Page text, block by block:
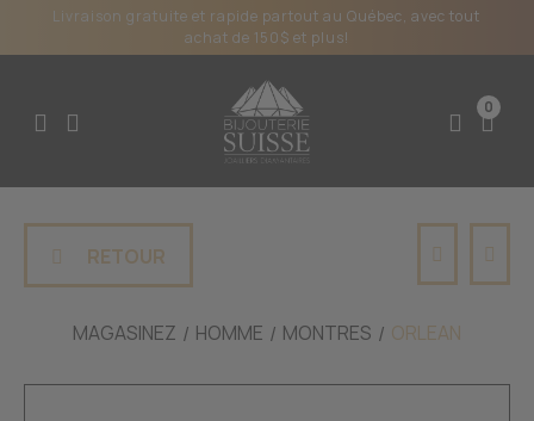
Livraison gratuite et rapide partout au Québec, avec tout
achat de 150$ et plus!
0
RETOUR
MAGASINEZ HOMME MONTRES ORLEAN